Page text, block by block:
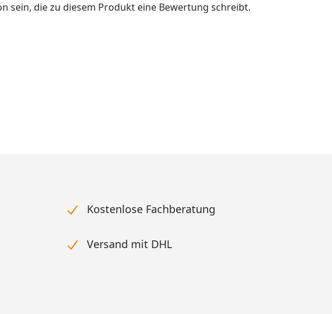
sein, die zu diesem Produkt eine Bewertung schreibt.
Kostenlose Fachberatung
Versand mit DHL